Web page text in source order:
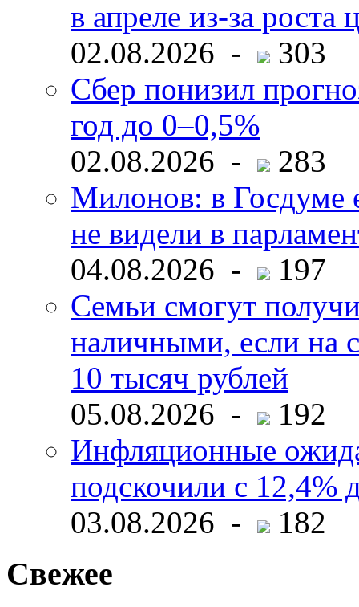
в апреле из-за роста
02.08.2026 -
303
Сбер понизил
год до 0–0,5%
02.08.2026 -
283
Милонов: в Госдуме
не видели в
04.08.2026 -
197
Семьи смогут
наличными, если на
10 тысяч рублей
05.08.2026 -
192
Инфляционные
подскочили с 12,4%
03.08.2026 -
182
Свежее